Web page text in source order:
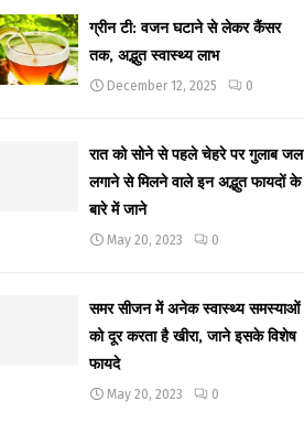
ग्रीन टी: वजन घटाने से लेकर कैंसर
तक, अद्भुत स्वास्थ्य लाभ
December 12, 2025 0
रात को सोने से पहले चेहरे पर गुलाब जल
लगाने से मिलने वाले इन अद्भुत फायदों के
बारे में जाने
May 20, 2023 0
समर सीजन में अनेक स्वास्थ्य समस्याओं
को दूर करता है खीरा, जाने इसके विशेष
फायदे
May 20, 2023 0